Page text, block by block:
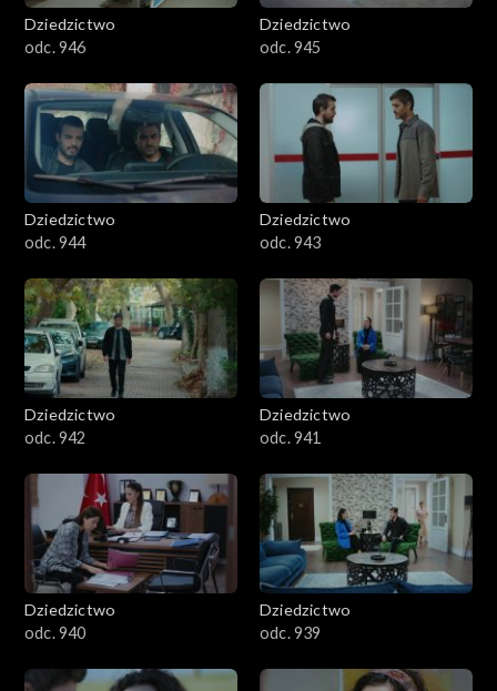
Dziedzictwo
odc. 946
Dziedzictwo
odc. 945
Dziedzictwo
odc. 944
Dziedzictwo
odc. 943
Dziedzictwo
odc. 942
Dziedzictwo
odc. 941
Dziedzictwo
odc. 940
Dziedzictwo
odc. 939